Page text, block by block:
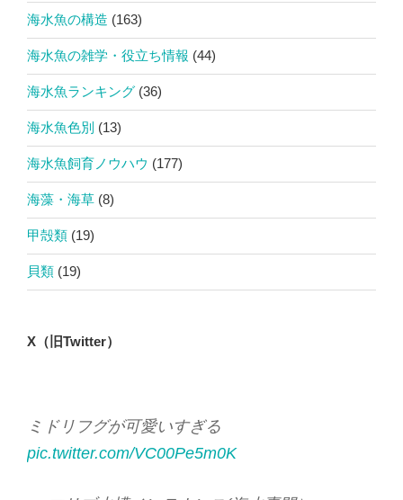
海水魚の構造 (163)
海水魚の雑学・役立ち情報 (44)
海水魚ランキング (36)
海水魚色別 (13)
海水魚飼育ノウハウ (177)
海藻・海草 (8)
甲殻類 (19)
貝類 (19)
X（旧Twitter）
ミドリフグが可愛いすぎる
pic.twitter.com/VC00Pe5m0K